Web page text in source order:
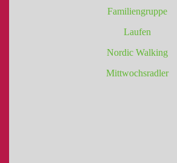
Familiengruppe
Laufen
Nordic Walking
Mittwochsradler